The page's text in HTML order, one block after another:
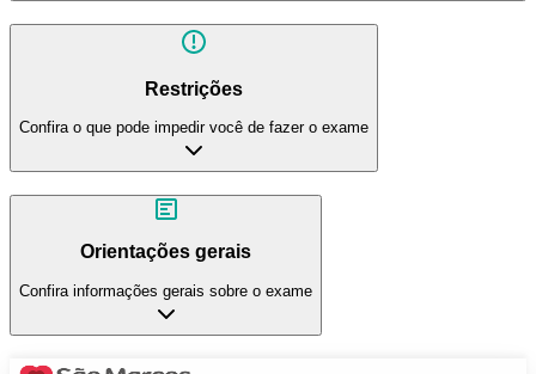
Restrições
Confira o que pode impedir você de fazer o exame
Orientações gerais
Confira informações gerais sobre o exame